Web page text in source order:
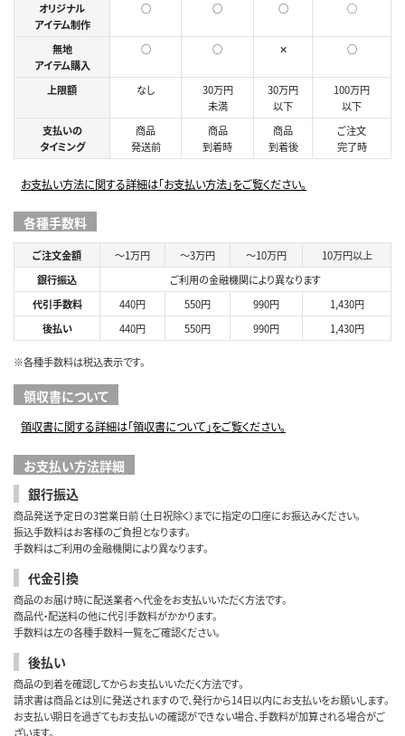
オリジナル
アイテム制作
○ ○ ○ ◯
無地
アイテム購入
○ ○ ✕ ○
上限額 なし
30万円
未満
30万円
以下
100万円
以下
支払いの
タイミング
商品
発送前
商品
到着時
商品
到着後
ご注文
完了時
お支払い方法に関する詳細は「お支払い方法」をご覧ください。
各種手数料
ご注文金額 ～1万円 ～3万円 ～10万円
10万円以上
銀行振込
ご利用の金融機関により異なります
代引手数料
440円 550円 990円
1,430円
後払い
440円 550円 990円 1,430円
※各種手数料は税込表示です。
領収書について
領収書に関する詳細は「領収書について」をご覧ください。
お支払い方法詳細
銀行振込
商品発送予定日の3営業日前（土日祝除く）までに指定の口座にお振込みください。
振込手数料はお客様のご負担となります。
手数料はご利用の金融機関により異なります。
代金引換
商品のお届け時に配送業者へ代金をお支払いいただく方法です。
商品代・配送料の他に代引手数料がかかります。
手数料は左の各種手数料一覧をご確認ください。
後払い
商品の到着を確認してからお支払いいただく方法です。
請求書は商品とは別に発送されますので、発行から14日以内にお支払いをお願いします。
お支払い期日を過ぎてもお支払いの確認ができない場合、手数料が加算される場合がご
ざいます。